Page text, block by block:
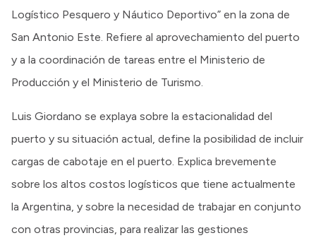
Logístico Pesquero y Náutico Deportivo” en la zona de
San Antonio Este. Refiere al aprovechamiento del puerto
y a la coordinación de tareas entre el Ministerio de
Producción y el Ministerio de Turismo.
Luis Giordano se explaya sobre la estacionalidad del
puerto y su situación actual, define la posibilidad de incluir
cargas de cabotaje en el puerto. Explica brevemente
sobre los altos costos logísticos que tiene actualmente
la Argentina, y sobre la necesidad de trabajar en conjunto
con otras provincias, para realizar las gestiones